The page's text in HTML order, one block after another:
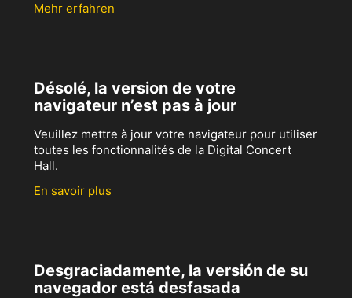
Mehr erfahren
Désolé, la version de votre
navigateur n’est pas à jour
Veuillez mettre à jour votre navigateur pour utiliser
toutes les fonctionnalités de la Digital Concert
Hall.
En savoir plus
Desgraciadamente, la versión de su
navegador está desfasada